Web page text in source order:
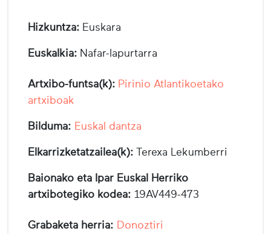
Hizkuntza: Euskara
Euskalkia: Nafar-lapurtarra
Artxibo-funtsa(k): Pirinio Atlantikoetako
artxiboak
Bilduma: Euskal dantza
Elkarrizketatzailea(k): Terexa Lekumberri
Baionako eta Ipar Euskal Herriko
artxibotegiko kodea: 19AV449­-473
Grabaketa herria: Donoztiri